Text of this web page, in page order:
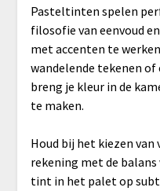
Pasteltinten spelen
filosofie van eenvoud
met accenten te
wandelende tekenen
breng je kleur in de
te maken.
Houd bij het kiezen
rekening met de
tint in het palet op